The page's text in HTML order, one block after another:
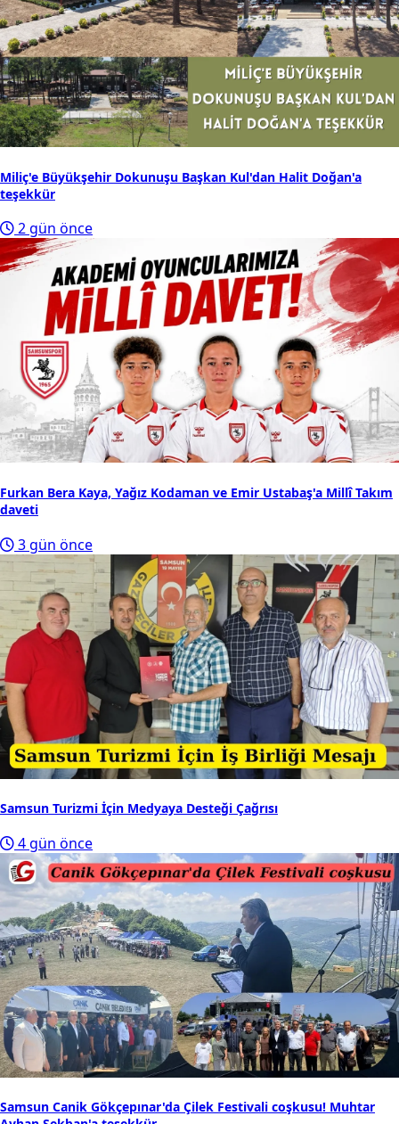
Miliç'e Büyükşehir Dokunuşu Başkan Kul'dan Halit Doğan'a
teşekkür
2 gün önce
Furkan Bera Kaya, Yağız Kodaman ve Emir Ustabaş'a Millî Takım
daveti
3 gün önce
Samsun Turizmi İçin Medyaya Desteği Çağrısı
4 gün önce
Samsun Canik Gökçepınar'da Çilek Festivali coşkusu! Muhtar